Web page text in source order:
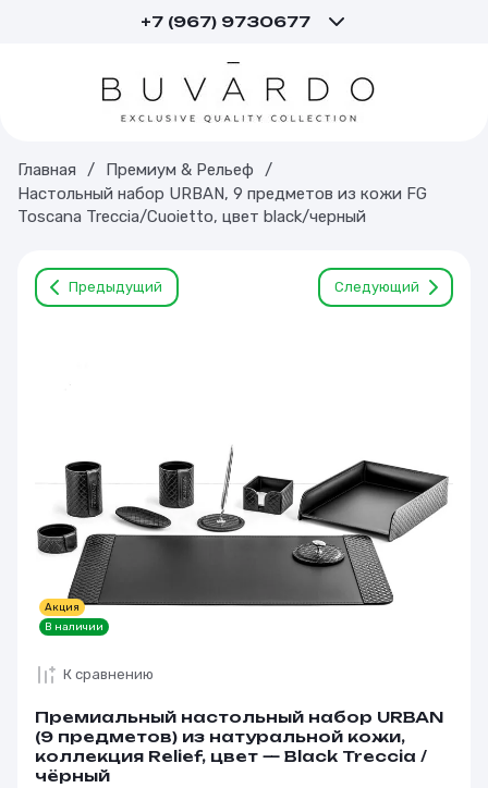
+7 (967) 9730677
Главная / Премиум & Рельеф
/
Настольный набор URBAN, 9 предметов из кожи FG
Toscana Treccia/Cuoietto, цвет black/черный
Предыдущий Следующий
Акция
В наличии
Премиальный настольный набор URBAN
(9 предметов) из натуральной кожи,
коллекция Relief, цвет — Black Treccia /
чёрный
К сравнению